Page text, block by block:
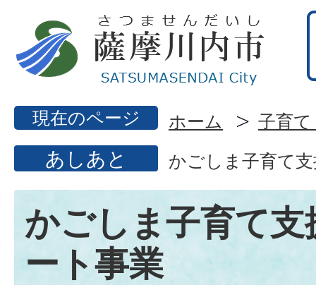
現在のページ ホーム 子育
あしあと かごしま子育て
かごしま子育て
ート事業